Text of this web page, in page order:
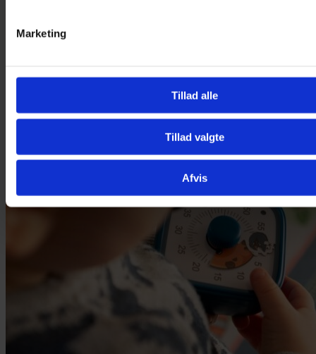
Marketing
Tillad alle
Tillad valgte
Afvis